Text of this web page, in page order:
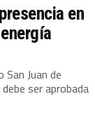
en
San Juan de
ser aprobada